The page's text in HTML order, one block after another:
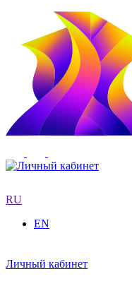
RU
EN
Личный кабинет